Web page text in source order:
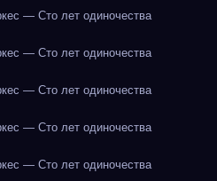
— Сто лет одиночества
— Сто лет одиночества
— Сто лет одиночества
— Сто лет одиночества
— Сто лет одиночества